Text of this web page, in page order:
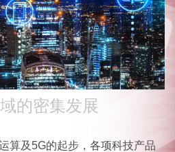
的密集发展
算及5G的起步，各项科技产品